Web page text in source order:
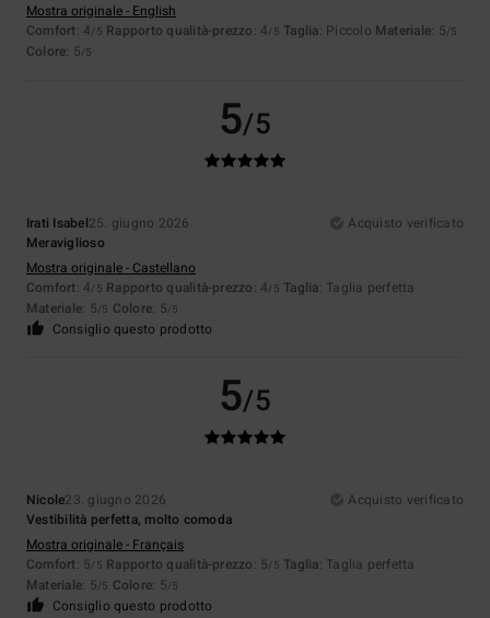
Mostra originale - English
Comfort: 4/5 Rapporto qualità-prezzo: 4/5 Taglia: Piccolo Materiale: 5/5
Colore: 5/5
5/5
Irati Isabel25. giugno 2026
Acquisto verificato
Meraviglioso
Mostra originale - Castellano
Comfort: 4/5 Rapporto qualità-prezzo: 4/5 Taglia: Taglia perfetta
Materiale: 5/5 Colore: 5/5
Consiglio questo prodotto
5/5
Nicole23. giugno 2026
Acquisto verificato
Vestibilità perfetta, molto comoda
Mostra originale - Français
Comfort: 5/5 Rapporto qualità-prezzo: 5/5 Taglia: Taglia perfetta
Materiale: 5/5 Colore: 5/5
Consiglio questo prodotto